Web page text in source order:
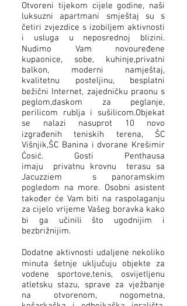
Otvoreni tijekom cijele godine, naši
luksuzni apartmani smještaj su s
četiri zvjezdice s izobiljem aktivnosti
i usluga u neposrednoj blizini.
Nudimo Vam novouređene
kupaonice, sobe, kuhinje,privatni
balkon, moderni namještaj,
kvalitetnu posteljinu, besplatni
bežični Internet, zajedničku praonu s
peglom,daskom za peglanje,
perilicom rublja i sušilicom.Objekat
se nalazi nasuprot 10 novo
izgrađenih teniskih terena, ŠC
Višnjik,ŠC Banina i dvorane Krešimir
Ćosić. Gosti Penthausa
imaju privatnu krovnu terasu sa
Jacuzziem s panoramskim
pogledom na more. Osobni asistent
također će Vam biti na raspolaganju
za cijelo vrijeme Vašeg boravka kako
bi ga učinili što ugodnijim i
bezbrižnijim.
Dodatne aktivnosti udaljene nekoliko
minuta šetnje uključuju objekte za
vodene sportove,tenis, osvijetljenu
atletsku stazu, sprave za vježbanje
na otvorenom, nogometna,